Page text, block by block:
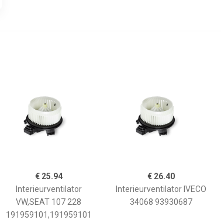
€ 25.94
Interieurventilator
VW,SEAT 107 228
191959101,191959101
€ 26.40
Interieurventilator IVECO
34068 93930687